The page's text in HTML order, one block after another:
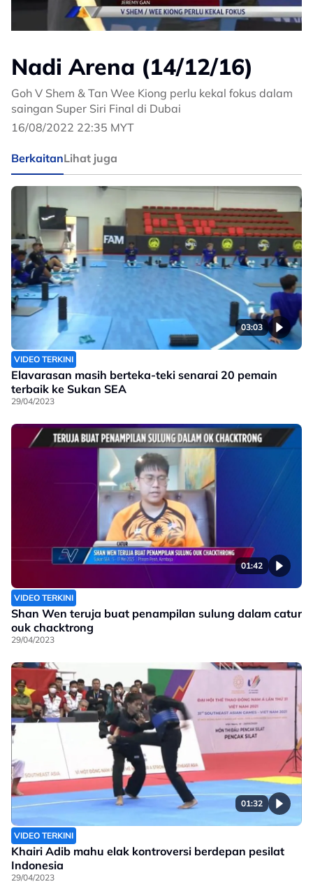
Nadi Arena (14/12/16)
Goh V Shem & Tan Wee Kiong perlu kekal fokus dalam
saingan Super Siri Final di Dubai
16/08/2022 22:35 MYT
BerkaitanLihat juga
03:03
VIDEO TERKINI
Elavarasan masih berteka-teki senarai 20 pemain
terbaik ke Sukan SEA
29/04/2023
01:42
VIDEO TERKINI
Shan Wen teruja buat penampilan sulung dalam catur
ouk chacktrong
29/04/2023
01:32
VIDEO TERKINI
Khairi Adib mahu elak kontroversi berdepan pesilat
Indonesia
29/04/2023